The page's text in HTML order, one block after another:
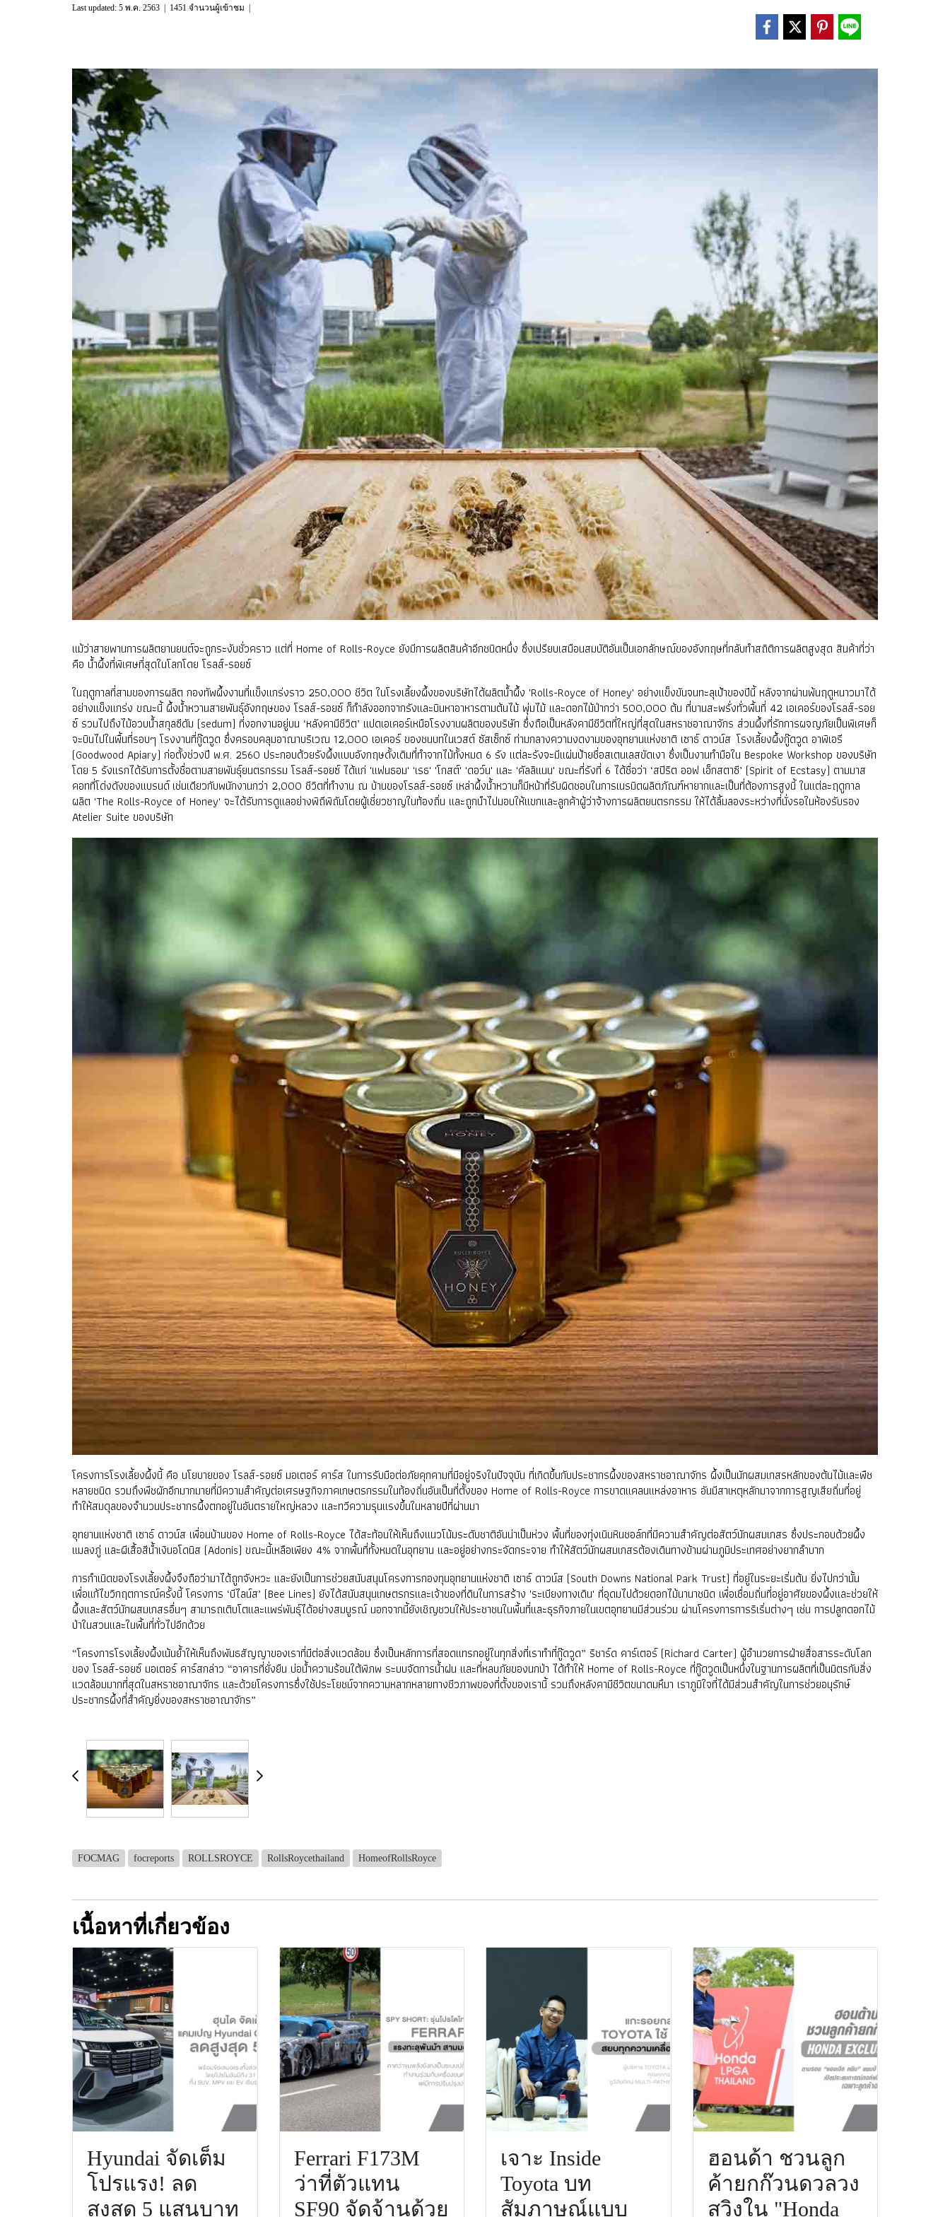
Last updated: 5 พ.ค. 2563 1451 จำนวนผู้เข้าชม
แม้ว่าสายพานการผลิตยานยนต์จะถูกระงับชั่วคราว แต่ที่ Home of Rolls-Royce ยังมีการผลิตสินค้าอีกชนิดหนึ่ง ซึ่งเปรียบเสมือนสมบัติอันเป็นเอกลักษณ์ของอังกฤษที่กลับทำสถิติการผลิตสูงสุด สินค้าที่ว่า
คือ น้ำผึ้งที่พิเศษที่สุดในโลกโดย โรลส์-รอยซ์
ในฤดูกาลที่สามของการผลิต กองทัพผึ้งงานที่แข็งแกร่งราว 250,000 ชีวิต ในโรงเลี้ยงผึ้งของบริษัทได้ผลิตน้ำผึ้ง 'Rolls-Royce of Honey' อย่างแข็งขันจนทะลุเป้าของปีนี้ หลังจากผ่านพ้นฤดูหนาวมาได้
อย่างแข็งแกร่ง ขณะนี้ ผึ้งน้ำหวานสายพันธุ์อังกฤษของ โรลส์-รอยซ์ ก็กำลังออกจากรังและบินหาอาหารตามต้นไม้ พุ่มไม้ และดอกไม้ป่ากว่า 500,000 ต้น ที่บานสะพรั่งทั่วพื้นที่ 42 เอเคอร์ของโรลส์-รอย
ซ์ รวมไปถึงไม้อวบน้ำสกุลซีดัม (sedum) ที่งอกงามอยู่บน ‘หลังคามีชีวิต’ แปดเอเคอร์เหนือโรงงานผลิตของบริษัท ซึ่งถือเป็นหลังคามีชีวิตที่ใหญ่ที่สุดในสหราชอาณาจักร ส่วนผึ้งที่รักการผจญภัยเป็นพิเศษก็
จะบินไปในพื้นที่รอบๆ โรงงานที่กู๊ดวูด ซึ่งครอบคลุมอาณาบริเวณ 12,000 เอเคอร์ ของชนบทในเวสต์ ซัสเซ็กซ์ ท่ามกลางความงดงามของอุทยานแห่งชาติ เซาธ์ ดาวน์ส โรงเลี้ยงผึ้งกู๊ดวูด อาพิเอรี
(Goodwood Apiary) ก่อตั้งช่วงปี พ.ศ. 2560 ประกอบด้วยรังผึ้งแบบอังกฤษดั้งเดิมที่ทำจากไม้ทั้งหมด 6 รัง แต่ละรังจะมีแผ่นป้ายชื่อสเตนเลสขัดเงา ซึ่งเป็นงานทำมือใน Bespoke Workshop ของบริษัท
โดย 5 รังแรกได้รับการตั้งชื่อตามสายพันธุ์ยนตรกรรม โรลส์-รอยซ์ ได้แก่ 'แฟนธอม' 'เรธ' 'โกสต์' 'ดอว์น' และ 'คัลลิแนน' ขณะที่รังที่ 6 ได้ชื่อว่า ‘สปิริต ออฟ เอ็กสตาซี’ (Spirit of Ecstasy) ตามมาส
คอทที่โด่งดังของแบรนด์เช่นเดียวกับพนักงานกว่า 2,000 ชีวิตที่ทำงาน ณ บ้านของโรลส์-รอยซ์ เหล่าผึ้งน้ำหวานก็มีหน้าที่รับผิดชอบในการเนรมิตผลิตภัณฑ์หายากและเป็นที่ต้องการสูงนี้ ในแต่ละฤดูกาล
ผลิต 'The Rolls-Royce of Honey' จะได้รับการดูแลอย่างพิถีพิถันโดยผู้เชี่ยวชาญในท้องถิ่น และถูกนำไปมอบให้แขกและลูกค้าผู้ว่าจ้างการผลิตยนตรกรรม ให้ได้ลิ้มลองระหว่างที่นั่งรอในห้องรับรอง
Atelier Suite ของบริษัท
โครงการโรงเลี้ยงผึ้งนี้ คือ นโยบายของ โรลส์-รอยซ์ มอเตอร์ คาร์ส ในการรับมือต่อภัยคุกคามที่มีอยู่จริงในปัจจุบัน ที่เกิดขึ้นกับประชากรผึ้งของสหราชอาณาจักร ผึ้งเป็นนักผสมเกสรหลักของต้นไม้และพืช
หลายชนิด รวมถึงพืชผักอีกมากมายที่มีความสำคัญต่อเศรษฐกิจภาคเกษตรกรรมในท้องถิ่นอันเป็นที่ตั้งของ Home of Rolls-Royce การขาดแคลนแหล่งอาหาร อันมีสาเหตุหลักมาจากการสูญเสียถิ่นที่อยู่
ทำให้สมดุลของจำนวนประชากรผึ้งตกอยู่ในอันตรายใหญ่หลวง และทวีความรุนแรงขึ้นในหลายปีที่ผ่านมา
อุทยานแห่งชาติ เซาธ์ ดาวน์ส เพื่อนบ้านของ Home of Rolls-Royce ได้สะท้อนให้เห็นถึงแนวโน้มระดับชาติอันน่าเป็นห่วง พื้นที่ของทุ่งเนินหินชอล์กที่มีความสำคัญต่อสัตว์นักผสมเกสร ซึ่งประกอบด้วยผึ้ง
แมลงภู่ และผีเสื้อสีน้ำเงินอโดนิส (Adonis) ขณะนี้เหลือเพียง 4% จากพื้นที่ทั้งหมดในอุทยาน และอยู่อย่างกระจัดกระจาย ทำให้สัตว์นักผสมเกสรต้องเดินทางข้ามผ่านภูมิประเทศอย่างยากลำบาก
การกำเนิดของโรงเลี้ยงผึ้งจึงถือว่ามาได้ถูกจังหวะ และยังเป็นการช่วยสนับสนุนโครงการกองทุนอุทยานแห่งชาติ เซาธ์ ดาวน์ส (South Downs National Park Trust) ที่อยู่ในระยะเริ่มต้น ยิ่งไปกว่านั้น
เพื่อแก้ไขวิกฤตการณ์ครั้งนี้ โครงการ ‘บีไลน์ส’ (Bee Lines) ยังได้สนับสนุนเกษตรกรและเจ้าของที่ดินในการสร้าง 'ระเบียงทางเดิน' ที่อุดมไปด้วยดอกไม้นานาชนิด เพื่อเชื่อมถิ่นที่อยู่อาศัยของผึ้งและช่วยให้
ผึ้งและสัตว์นักผสมเกสรอื่นๆ สามารถเติบโตและแพร่พันธุ์ได้อย่างสมบูรณ์ นอกจากนี้ยังเชิญชวนให้ประชาชนในพื้นที่และธุรกิจภายในเขตอุทยานมีส่วนร่วม ผ่านโครงการการริเริ่มต่างๆ เช่น การปลูกดอกไม้
ป่าในสวนและในพื้นที่ทั่วไปอีกด้วย
“โครงการโรงเลี้ยงผึ้งเน้นย้ำให้เห็นถึงพันธสัญญาของเราที่มีต่อสิ่งแวดล้อม ซึ่งเป็นหลักการที่สอดแทรกอยู่ในทุกสิ่งที่เราทำที่กู๊ดวูด” ริชาร์ด คาร์เตอร์ (Richard Carter) ผู้อำนวยการฝ่ายสื่อสารระดับโลก
ของ โรลส์-รอยซ์ มอเตอร์ คาร์สกล่าว “อาคารที่ยั่งยืน บ่อน้ำความร้อนใต้พิภพ ระบบจัดการน้ำฝน และที่หลบภัยของนกป่า ได้ทำให้ Home of Rolls-Royce ที่กู๊ดวูดเป็นหนึ่งในฐานการผลิตที่เป็นมิตรกับสิ่ง
แวดล้อมมากที่สุดในสหราชอาณาจักร และด้วยโครงการซึ่งใช้ประโยชน์จากความหลากหลายทางชีวภาพของที่ตั้งของเรานี้ รวมถึงหลังคามีชีวิตขนาดมหึมา เราภูมิใจที่ได้มีส่วนสำคัญในการช่วยอนุรักษ์
ประชากรผึ้งที่สำคัญยิ่งของสหราชอาณาจักร”
FOCMAG focreports ROLLSROYCE RollsRoycethailand HomeofRollsRoyce
เนื้อหาที่เกี่ยวข้อง
Hyundai จัดเต็ม
โปรแรง! ลด
สูงสุด 5 แสนบาท
Ferrari F173M
ว่าที่ตัวแทน
SF90 จัดจ้านด้วย
เจาะ Inside
Toyota บท
สัมภาษณ์แบบ
ฮอนด้า ชวนลูก
ค้ายกก๊วนดวลวง
สวิงใน "Honda